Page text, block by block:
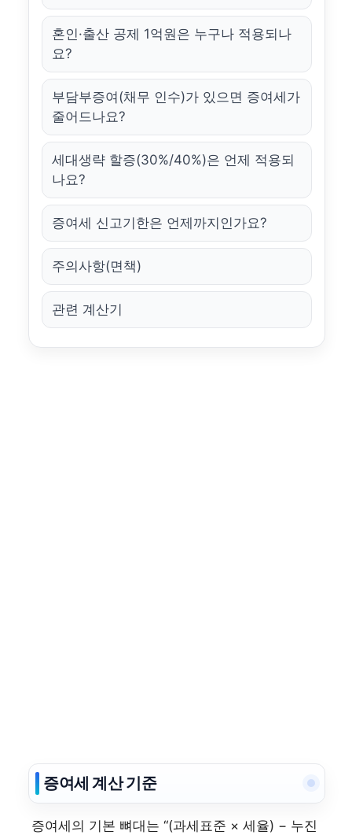
혼인·출산 공제 1억원은 누구나 적용되나
요?
부담부증여(채무 인수)가 있으면 증여세가
줄어드나요?
세대생략 할증(30%/40%)은 언제 적용되
나요?
증여세 신고기한은 언제까지인가요?
주의사항(면책)
관련 계산기
증여세 계산 기준
증여세의 기본 뼈대는 “(과세표준 × 세율) − 누진